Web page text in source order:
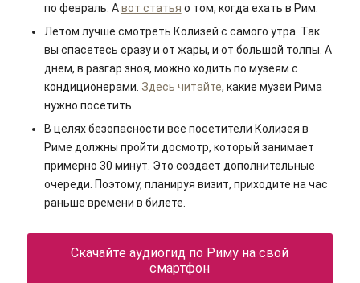
по февраль. Авот статья о том, когда ехать в Рим.
Летом лучше смотреть Колизей с самого утра. Так
вы спасетесь сразу и от жары, и от большой толпы. А
днем, в разгар зноя, можно ходить по музеям с
кондиционерами. Здесь читайте, какие музеи Рима
нужно посетить.
В целях безопасности все посетители Колизея в
Риме должны пройти досмотр, который занимает
примерно 30 минут. Это создает дополнительные
очереди. Поэтому, планируя визит, приходите на час
раньше времени в билете.
Скачайте аудиогид по Риму на свой
смартфон